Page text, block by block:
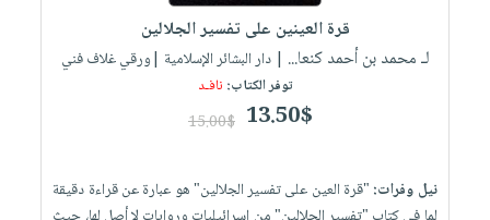
قرة العينين على تفسير الجلالين
لـ محمد بن أحمد كنعا... | دار البشائر الإسلامية |ورقي غلاف فني
توفر الكتاب: نافـد
13.50$
15.00$
نيل وفرات: "قرة العين على تفسير الجلالين" هو عبارة عن قراءة دقيقة